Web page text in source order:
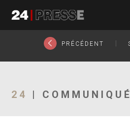
24Presse -
Communiqués de
PRÉCÉDENT
24 |